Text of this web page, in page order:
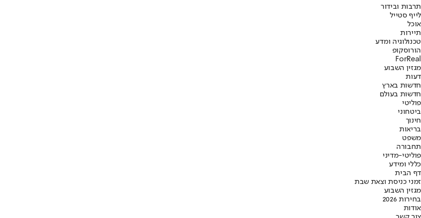
תרבות ובידור
לייף סטייל
אוכל
תיירות
טכנולוגיה ומדע
הורוסקופ
ForReal
מגזין השבוע
דעות
חדשות בארץ
חדשות בעולם
פוליטי
ביטחוני
חינוך
בריאות
משפט
תחבורה
פוליטי-מדיני
כללי ומידע
דף הבית
זמני כניסת וצאת שבת
מגזין השבוע
בחירות 2026
אודות